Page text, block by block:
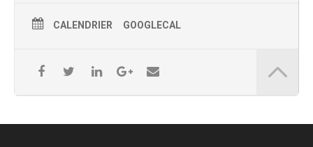
CALENDRIER GOOGLECAL